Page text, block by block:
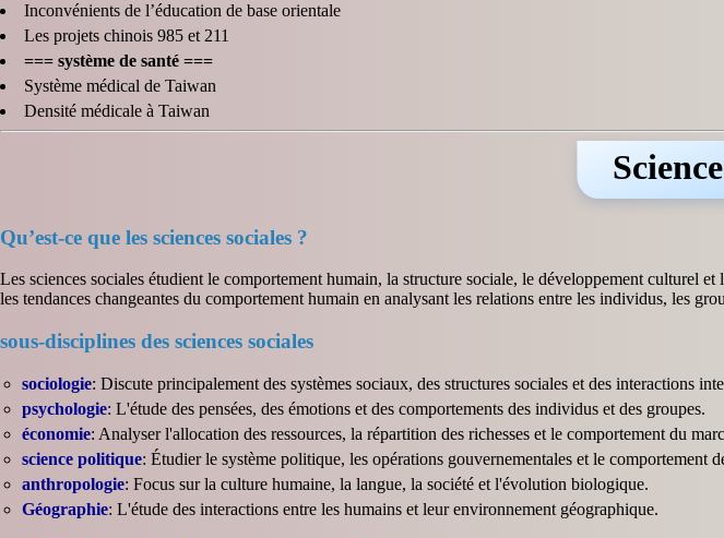
Inconvénients de l’éducation de base orientale
Les projets chinois 985 et 211
=== système de santé ===
Système médical de Taiwan
Densité médicale à Taiwan
Qu’est-ce que les sciences sociales ?
Les sciences sociales étudient le comportement humain, la structure sociale, le développement culturel
les tendances changeantes du comportement humain en analysant les relations entre les individus, les
sous-disciplines des sciences sociales
sociologie: Discute principalement des systèmes sociaux, des structures sociales et des interactions
psychologie: L'étude des pensées, des émotions et des comportements des individus et des groupes.
économie: Analyser l'allocation des ressources, la répartition des richesses et le comportement du
science politique: Étudier le système politique, les opérations gouvernementales et le comportement
anthropologie: Focus sur la culture humaine, la langue, la société et l'évolution biologique.
Géographie: L'étude des interactions entre les humains et leur environnement géographique.